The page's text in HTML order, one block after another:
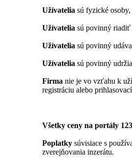
Užívatelia sú fyzické
Užívatelia sú povinný riadiť
Užívatelia sú povinný
Užívatelia sú povinný
Firma nie je vo vzťahu k
registráciu alebo
Všetky ceny na portály
Poplatky súvisiace s
zverejňovania inzerátu.